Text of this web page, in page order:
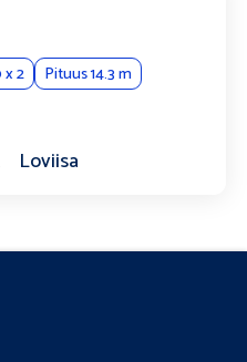
2
Pituus 14.3 m
Loviisa